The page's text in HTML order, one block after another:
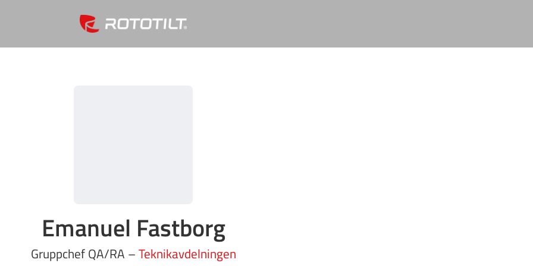
Emanuel Fastborg
Gruppchef QA/RA –Teknikavdelningen